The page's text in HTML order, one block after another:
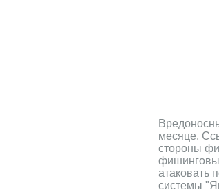
месяце.
стороны
атаковать
системы